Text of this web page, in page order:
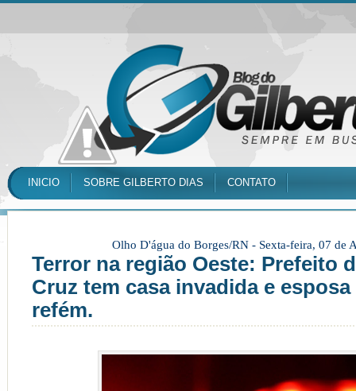
INICIO SOBRE GILBERTO DIAS CONTATO
Olho D'água do Borges/RN - Sexta-feira, 07 de
Terror na região Oeste: Prefeito
Cruz tem casa invadida e
refém.